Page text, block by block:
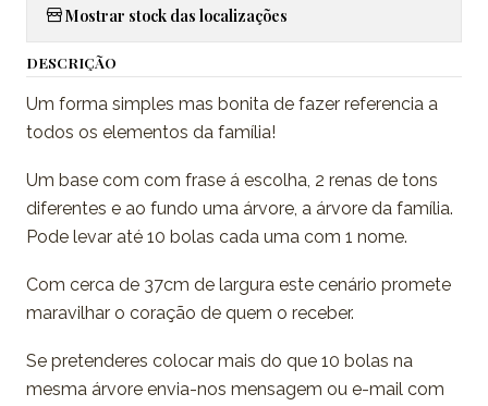
Mostrar stock das localizações
DESCRIÇÃO
Um forma simples mas bonita de fazer referencia a
todos os elementos da família!
Um base com com frase á escolha, 2 renas de tons
diferentes e ao fundo uma árvore, a árvore da família.
Pode levar até 10 bolas cada uma com 1 nome.
Com cerca de 37cm de largura este cenário promete
maravilhar o coração de quem o receber.
Se pretenderes colocar mais do que 10 bolas na
mesma árvore envia-nos mensagem ou e-mail com